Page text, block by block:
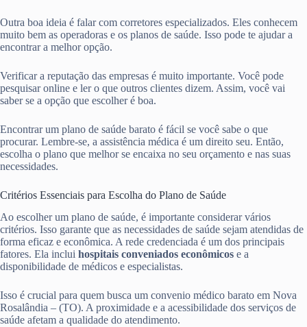
Outra boa ideia é falar com corretores especializados. Eles conhecem
muito bem as operadoras e os planos de saúde. Isso pode te ajudar a
encontrar a melhor opção.
Verificar a reputação das empresas é muito importante. Você pode
pesquisar online e ler o que outros clientes dizem. Assim, você vai
saber se a opção que escolher é boa.
Encontrar um plano de saúde barato é fácil se você sabe o que
procurar. Lembre-se, a assistência médica é um direito seu. Então,
escolha o plano que melhor se encaixa no seu orçamento e nas suas
necessidades.
Critérios Essenciais para Escolha do Plano de Saúde
Ao escolher um plano de saúde, é importante considerar vários
critérios. Isso garante que as necessidades de saúde sejam atendidas de
forma eficaz e econômica. A rede credenciada é um dos principais
fatores. Ela inclui hospitais conveniados econômicos e a
disponibilidade de médicos e especialistas.
Isso é crucial para quem busca um convenio médico barato em Nova
Rosalândia – (TO). A proximidade e a acessibilidade dos serviços de
saúde afetam a qualidade do atendimento.